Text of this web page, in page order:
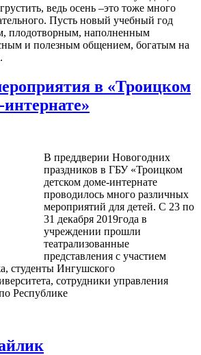
ведь осень –это тоже много
Пусть новый учебный год
плодотворным, наполненным
и полезным общением, богатым на
в «Троицком
В преддверии Новогодних
праздников в ГБУ «Троицком
детском доме-интернате
проводилось много различных
мероприятий для детей. С 23 по
31 декабря 2019года в
учреждении прошли
театрализованные
представления с участием
студенты Ингушского
сотрудники управления
Республике